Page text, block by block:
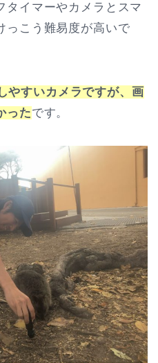
タイマーやカメラとスマ
っこう難易度が高いで
やすいカメラですが、画
ったです。